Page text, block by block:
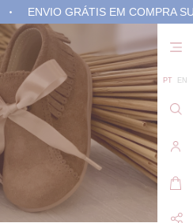
ENVIO GRÁTIS EM COMPRA
PT EN
Não
no
de